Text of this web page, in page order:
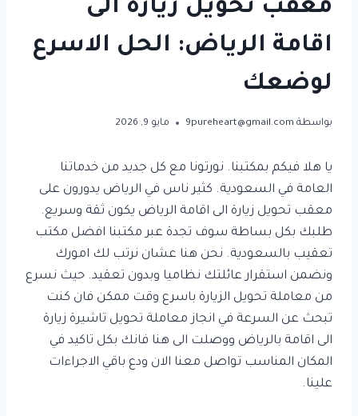
معقب تحويل زيارة الى
اقامة الرياض: الحل الاسرع
لوضعك
بواسطة 9pureheart@gmail.com مايو 9, 2026
يا هلا فيكم بمكتبنا. نورتونا مع كل جديد من خدماتنا
العامة في السعودية. كثير ناس في الرياض يدورون على
معقب تحويل زيارة الى اقامة الرياض يكون ثقة وسريع.
طلبك بكل بساطة سوف تجدة عبر مكتبنا افضل مكتب
تعقيب بالسعودية. نحن هنا عشان نرتب لك امورك
ونضمن استقرار عائلتك نظاميا وبدون تعقيد. حيث نسرع
من معاملة تحويل الزيارة باسرع وقت ممكن فان كنت
تبحث عن السرعة في انجاز معاملة تحويل تاشيرة زيارة
الى اقامة بالرياض ووصلت الى هنا فانك بكل تاكيد في
المكان المناسب تواصل معنا الان ودع باقي الاجراءات
علينا.